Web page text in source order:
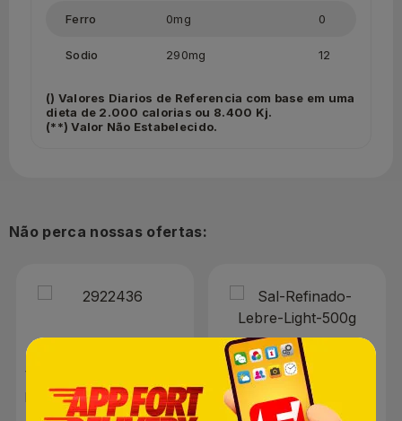
Ferro 0mg 0
Sodio 290mg 12
() Valores Diarios de Referencia com base em uma
dieta de 2.000 calorias ou 8.400 Kj.
(**) Valor Não Estabelecido.
Não perca nossas ofertas:
Ventilador de Mesa
Britânia Maxx Force 2 em
Sal Refinado Lebre Light
500g